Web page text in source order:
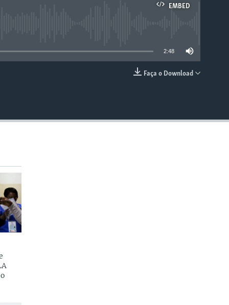
EMBED
2:48
Faça o Download